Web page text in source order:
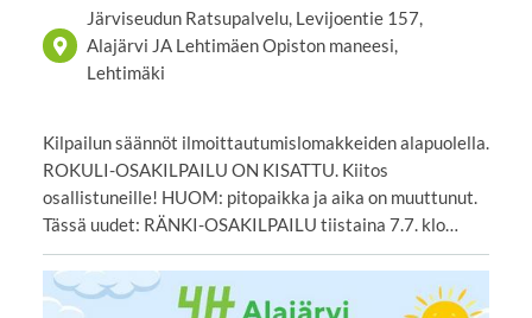
Järviseudun Ratsupalvelu, Levijoentie 157,
Alajärvi JA Lehtimäen Opiston maneesi,
Lehtimäki
Kilpailun säännöt ilmoittautumislomakkeiden alapuolella.
ROKULI-OSAKILPAILU ON KISATTU. Kiitos
osallistuneille! HUOM: pitopaikka ja aika on muuttunut.
Tässä uudet: RÄNKI-OSAKILPAILU tiistaina 7.7. klo…